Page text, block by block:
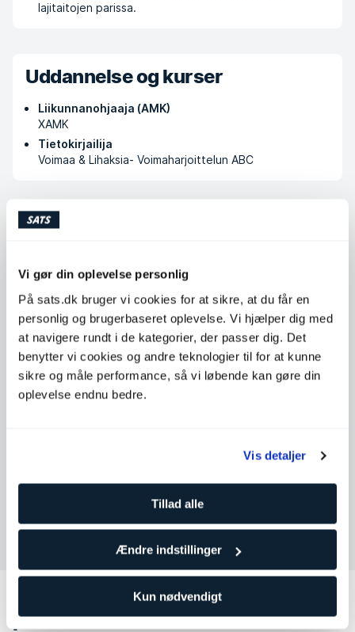
Vi gør din oplevelse personlig
På sats.dk bruger vi cookies for at sikre, at du får en
personlig og brugerbaseret oplevelse. Vi hjælper dig med
at navigere rundt i de kategorier, der passer dig. Det
benytter vi cookies og andre teknologier til for at kunne
sikre og måle performance, så vi løbende kan gøre din
oplevelse endnu bedre.
Vis detaljer
Tillad alle
Ændre indstillinger
Kun nødvendigt
lajitaitojen parissa.
Uddannelse og kurser
Liikunnanohjaaja (AMK)
XAMK
Tietokirjailija
Voimaa & Lihaksia- Voimaharjoittelun ABC
Tilgængelige timer
Mandag
15:00 - 21:00
Tirsdag
15:00 - 21:00
Onsdag
Torsdag
Kontakt Tuukka Nokelainen
Andre personlige trænere som kan
passe til dine behov